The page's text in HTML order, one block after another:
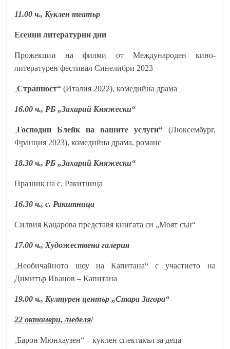
11.00 ч., Куклен театър
Есенни литературни дни
Прожекции на филми от Международен кино-
литературен фестивал Синелибри 2023
„Странност“ (Италия 2022), комедийна драма
16.00 ч., РБ „Захарий Княжески“
„Господин Блейк на вашите услуги“(Люксембург,
Франция 2023), комедийна драма, романс
18.30 ч., РБ „Захарий Княжески“
Празник на с. Ракитница
16.30 ч., с. Ракитница
Силвия Кацарова представя книгата си „Моят сън“
17.00 ч., Художествена галерия
„Необичайното шоу на Капитана“ с участието на
Димитър Иванов – Капитана
19.00 ч., Културен център „Стара Загора“
22 октомври,/неделя/
„Барон Мюнхаузен“ – куклен спектакъл за деца